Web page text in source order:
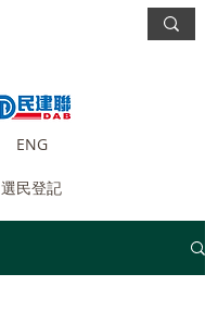
ENG
選民登記